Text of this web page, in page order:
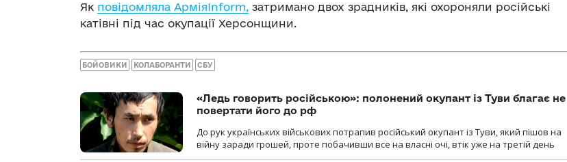
Як повідомляла АрміяInform, затримано двох зрадників, які охороняли російські
катівні під час окупації Херсонщини.
БОЙОВИКИ КОЛАБОРАНТИ СБУ
«Ледь говорить російською»: полонений окупант із Туви благає не
повертати його до рф
До рук українських військових потрапив російський окупант із Туви, який пішов на
війну заради грошей, проте побачивши все на власні очі, втік уже на третій день